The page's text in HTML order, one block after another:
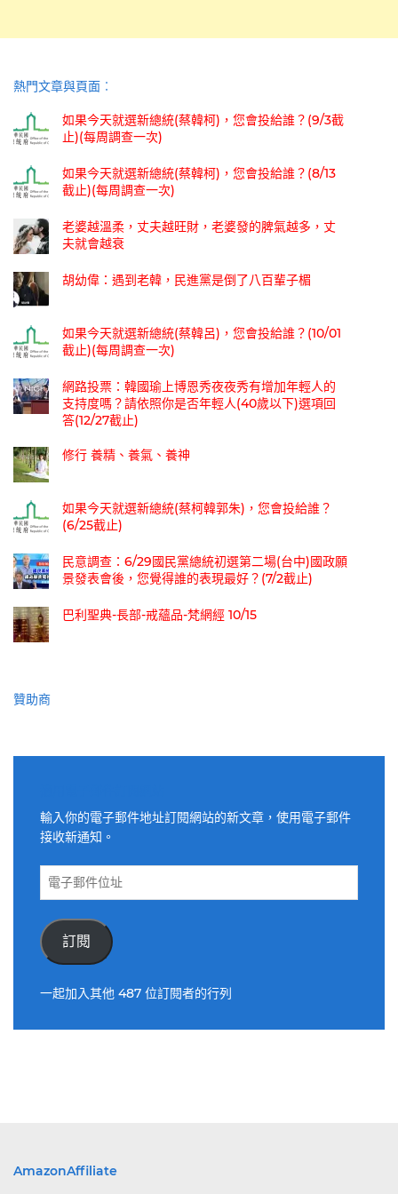
熱門文章與頁面︰
如果今天就選新總統(蔡韓柯)，您會投給誰？(9/3截
止)(每周調查一次)
如果今天就選新總統(蔡韓柯)，您會投給誰？(8/13
截止)(每周調查一次)
老婆越溫柔，丈夫越旺財，老婆發的脾氣越多，丈
夫就會越衰
胡幼偉：遇到老韓，民進黨是倒了八百輩子楣
如果今天就選新總統(蔡韓呂)，您會投給誰？(10/01
截止)(每周調查一次)
網路投票：韓國瑜上博恩秀夜夜秀有增加年輕人的
支持度嗎？請依照你是否年輕人(40歲以下)選項回
答(12/27截止)
修行 養精、養氣、養神
如果今天就選新總統(蔡柯韓郭朱)，您會投給誰？
(6/25截止)
民意調查：6/29國民黨總統初選第二場(台中)國政願
景發表會後，您覺得誰的表現最好？(7/2截止)
巴利聖典-長部-戒蘊品-梵網經 10/15
贊助商
輸入你的電子郵件地址訂閱網站的新文章，使用電子郵件
接收新通知。
電
件
位
訂閱
一起加入其他 487 位訂閱者的行列
AmazonAffiliate